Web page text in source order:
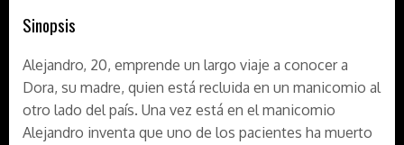
Sinopsis
Alejandro, 20, emprende un largo viaje a conocer a
Dora, su madre, quien está recluida en un manicomio al
otro lado del país. Una vez está en el manicomio
Alejandro inventa que uno de los pacientes ha muerto